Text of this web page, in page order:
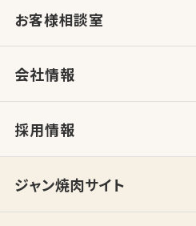
お客様相談室
会社情報
採用情報
ジャン焼肉サイト